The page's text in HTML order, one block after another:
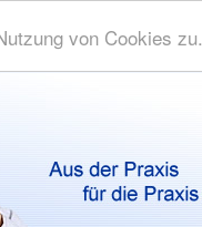
von Cookies zu.